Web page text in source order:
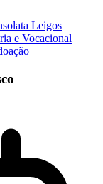
Leigos
e Vocacional